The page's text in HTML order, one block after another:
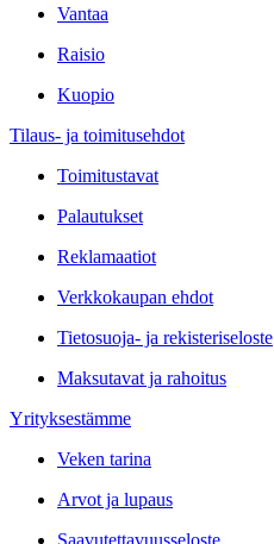
Vantaa
Raisio
Kuopio
Tilaus- ja toimitusehdot
Toimitustavat
Palautukset
Reklamaatiot
Verkkokaupan ehdot
Tietosuoja- ja rekisteriseloste
Maksutavat ja rahoitus
Yrityksestämme
Veken tarina
Arvot ja lupaus
Saavutettavuusseloste